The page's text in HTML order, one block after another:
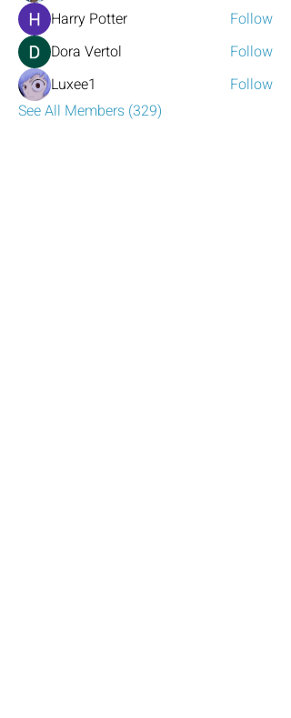
Harry Potter
Follow
Dora Vertol
Follow
Luxee1
Follow
See All Members (329)